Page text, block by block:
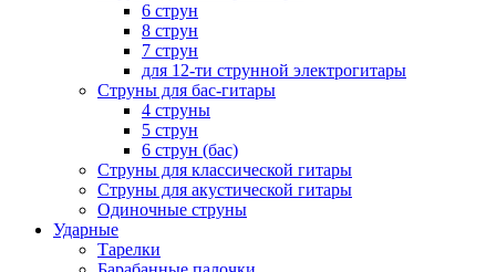
6 струн
8 струн
7 струн
для 12-ти струнной электрогитары
Струны для бас-гитары
4 струны
5 струн
6 струн (бас)
Струны для классической гитары
Струны для акустической гитары
Одиночные струны
Ударные
Тарелки